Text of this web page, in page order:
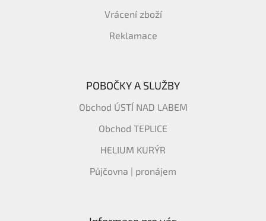
Vrácení zboží
Reklamace
POBOČKY A SLUŽBY
Obchod ÚSTÍ NAD LABEM
Obchod TEPLICE
HELIUM KURÝR
Půjčovna | pronájem